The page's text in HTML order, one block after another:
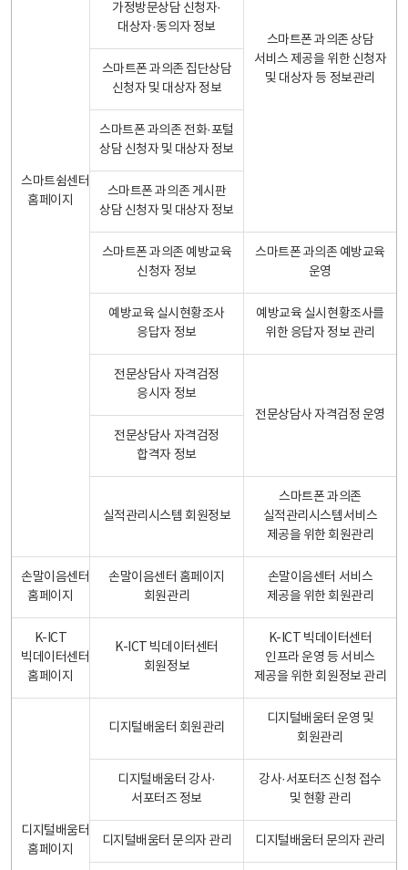
스마트쉼센터
홈페이지
스마트폰 과의존 상담
서비스 제공을 위한 신청자
및 대상자 등 정보관리
가정방문상담 신청자·
대상자·동의자 정보
스마트폰 과의존 집단상담
신청자 및 대상자 정보
스마트폰 과의존 전화·포털
상담 신청자 및 대상자 정보
스마트폰 과의존 게시판
상담 신청자 및 대상자 정보
스마트폰 과의존 예방교육
신청자 정보
스마트폰 과의존 예방교육
운영
예방교육 실시현황조사
응답자 정보
예방교육 실시현황조사를
위한 응답자 정보 관리
전문상담사 자격검정
응시자 정보
전문상담사 자격검정 운영
전문상담사 자격검정
합격자 정보
실적관리시스템 회원정보
스마트폰 과의존
실적관리시스템서비스
제공을 위한 회원관리
손말이음센터
홈페이지
손말이음센터 홈페이지
회원관리
손말이음센터 서비스
제공을 위한 회원관리
K-ICT
빅데이터센터
홈페이지
K-ICT 빅데이터센터
회원정보
K-ICT 빅데이터센터
인프라 운영 등 서비스
제공을 위한 회원정보 관리
디지털배움터
홈페이지
디지털배움터 회원관리
디지털배움터 운영 및
회원관리
디지털배움터 강사·
서포터즈 정보
강사·서포터즈 신청 접수
및 현황 관리
디지털배움터 문의자 관리 디지털배움터 문의자 관리